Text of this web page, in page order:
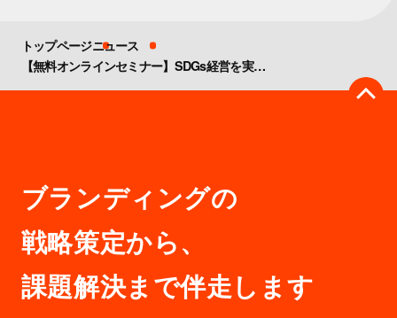
トップページニュース
【無料オンラインセミナー】SDGs経営を実践し、企業成長を牽引するための本質とは？（4月7日開催）
ブランディングの
戦略策定から、